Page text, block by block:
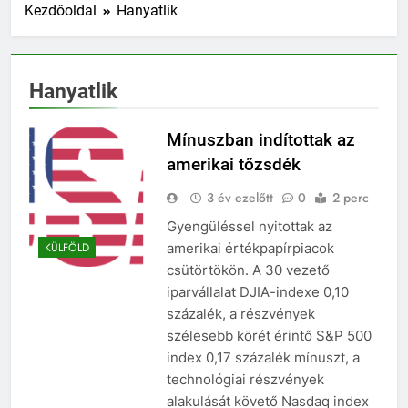
Kezdőoldal Hanyatlik
Hanyatlik
KÜLFÖLD
Mínuszban indítottak az
amerikai tőzsdék
3 év ezelőtt 0 2 perc
Gyengüléssel nyitottak az
amerikai értékpapírpiacok
csütörtökön. A 30 vezető
iparvállalat DJIA-indexe 0,10
százalék, a részvények
szélesebb körét érintő S&P 500
index 0,17 százalék mínuszt, a
technológiai részvények
alakulását követő Nasdaq index